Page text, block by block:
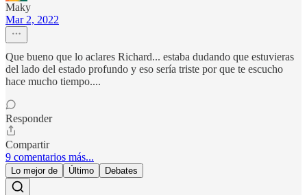
Maky
Mar 2, 2022
Que bueno que lo aclares Richard... estaba dudando que estuvieras
del lado del estado profundo y eso sería triste por que te escucho
hace mucho tiempo....
Responder
Compartir
9 comentarios más...
Lo mejor de Último Debates